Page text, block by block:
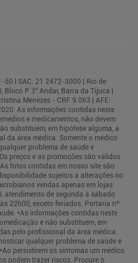
50 l SAC: 21 2472-3000 | Rio de
P 3° Andar, Barra da Tijuca |
Menezes - CRF 9.063 | AFE:
As informações contidas neste
e medicamentos, não devem
substituem, em hipótese alguma, a
da área médica. Somente o médico
problema de saúde e
preços e as promoções são válidos
fotos contidas em nosso site são
sujeitos a alterações no
vendas apenas em lojas
atendimento de segunda à sábado
22h00, exceto feriados. Portaria nº
*As informações contidas neste
e não substituem, em
pelo profissional da área médica.
qualquer problema de saúde e
persistirem os sintomas um médico
podem trazer riscos. Procure o